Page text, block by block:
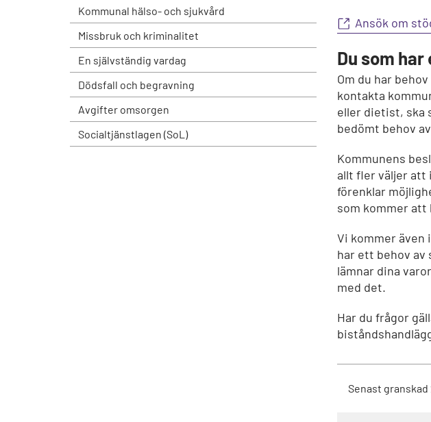
Kommunal hälso- och sjukvård
Missbruk och kriminalitet
En självständig vardag
Dödsfall och begravning
Avgifter omsorgen
Socialtjänstlagen (SoL)
Ansök om
Du som
Om du har
kontakta
eller dietist, ska
bedömt behov
Kommunens
allt fler väljer att
förenklar
som kommer att
Vi kommer även
har ett behov av
lämnar dina
med det.
Har du frågor
Senast granskad